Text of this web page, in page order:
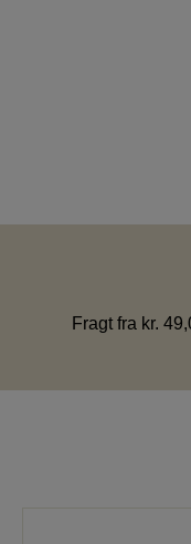
Fragt fra kr.